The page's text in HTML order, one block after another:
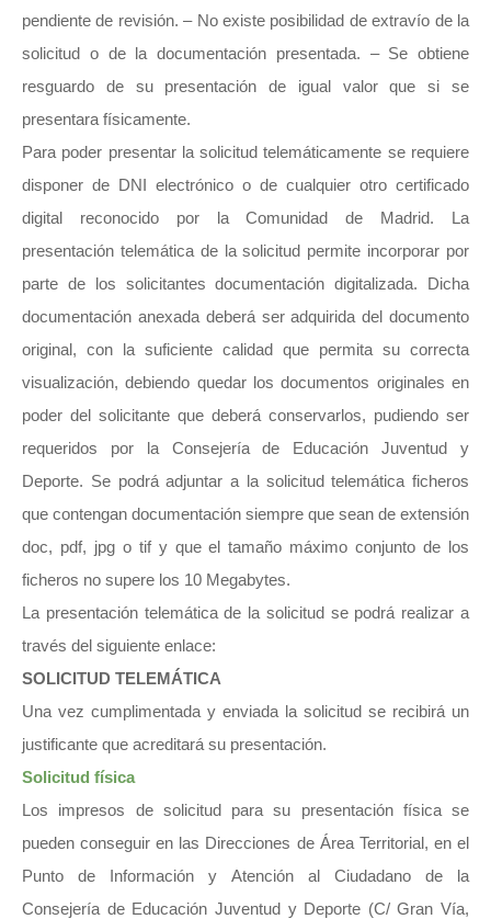
pendiente de revisión. – No existe posibilidad de extravío de la
solicitud o de la documentación presentada. – Se obtiene
resguardo de su presentación de igual valor que si se
presentara físicamente.
Para poder presentar la solicitud telemáticamente se requiere
disponer de DNI electrónico o de cualquier otro certificado
digital reconocido por la Comunidad de Madrid. La
presentación telemática de la solicitud permite incorporar por
parte de los solicitantes documentación digitalizada. Dicha
documentación anexada deberá ser adquirida del documento
original, con la suficiente calidad que permita su correcta
visualización, debiendo quedar los documentos originales en
poder del solicitante que deberá conservarlos, pudiendo ser
requeridos por la Consejería de Educación Juventud y
Deporte. Se podrá adjuntar a la solicitud telemática ficheros
que contengan documentación siempre que sean de extensión
doc, pdf, jpg o tif y que el tamaño máximo conjunto de los
ficheros no supere los 10 Megabytes.
La presentación telemática de la solicitud se podrá realizar a
través del siguiente enlace:
SOLICITUD TELEMÁTICA
Una vez cumplimentada y enviada la solicitud se recibirá un
justificante que acreditará su presentación.
Solicitud física
Los impresos de solicitud para su presentación física se
pueden conseguir en las Direcciones de Área Territorial, en el
Punto de Información y Atención al Ciudadano de la
Consejería de Educación Juventud y Deporte (C/ Gran Vía,